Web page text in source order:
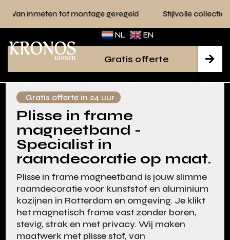
tot montage geregeld Stijlvolle collecties voor elk
NL EN

Gratis offerte
Gratis offerte in 24 uur
Plisse in frame
magneetband -
Specialist in
raamdecoratie op maat.
Plisse in frame magneetband is jouw slimme
raamdecoratie voor kunststof en aluminium
kozijnen in Rotterdam en omgeving. Je klikt
het magnetisch frame vast zonder boren,
stevig, strak en met privacy. Wij maken
maatwerk met plisse stof, van